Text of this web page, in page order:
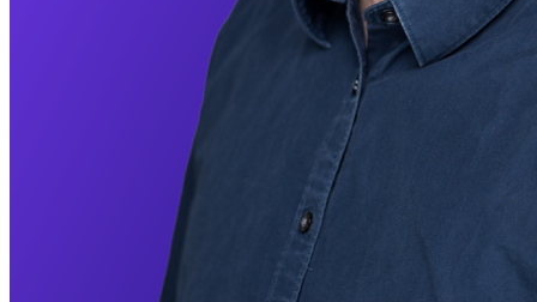
Hold øje med dine konkurrenter